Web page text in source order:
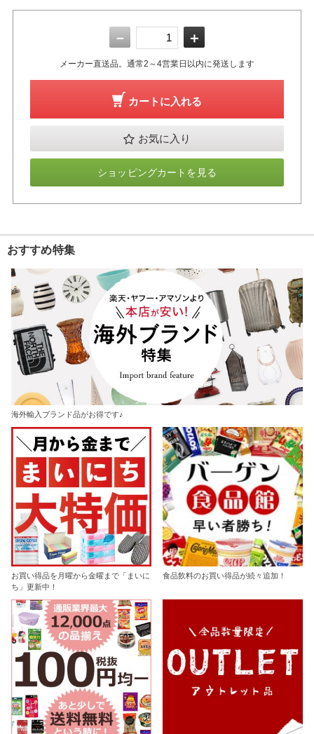
－ ＋
メーカー直送品。通常2～4営業日以内に発送します
カートに入れる
お気に入り
ショッピングカートを見る
おすすめ特集
海外輸入ブランド品がお得です♪
お買い得品を月曜から金曜まで「まいに
ち」更新中！
食品飲料のお買い得品が続々追加！